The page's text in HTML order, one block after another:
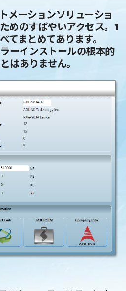
メーションソリューショ
めのすばやいアクセス。1
てまとめてあります。
ーインストールの根本的
はありません。